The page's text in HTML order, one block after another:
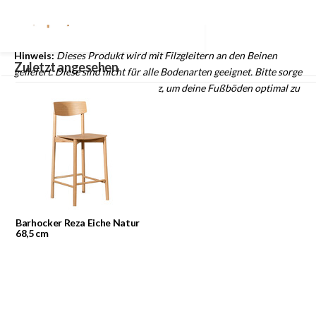
Eichenholz gefertigt ist.
Hinweis: Dieses Produkt wird mit Filzgleitern an den Beinen
geliefert. Diese sind nicht für alle Bodenarten geeignet. Bitte sorge
selbst für passenden Bodenschutz, um deine Fußböden optimal zu
schützen.
Zuletzt angesehen
Barhocker Reza Eiche Natur
68,5 cm